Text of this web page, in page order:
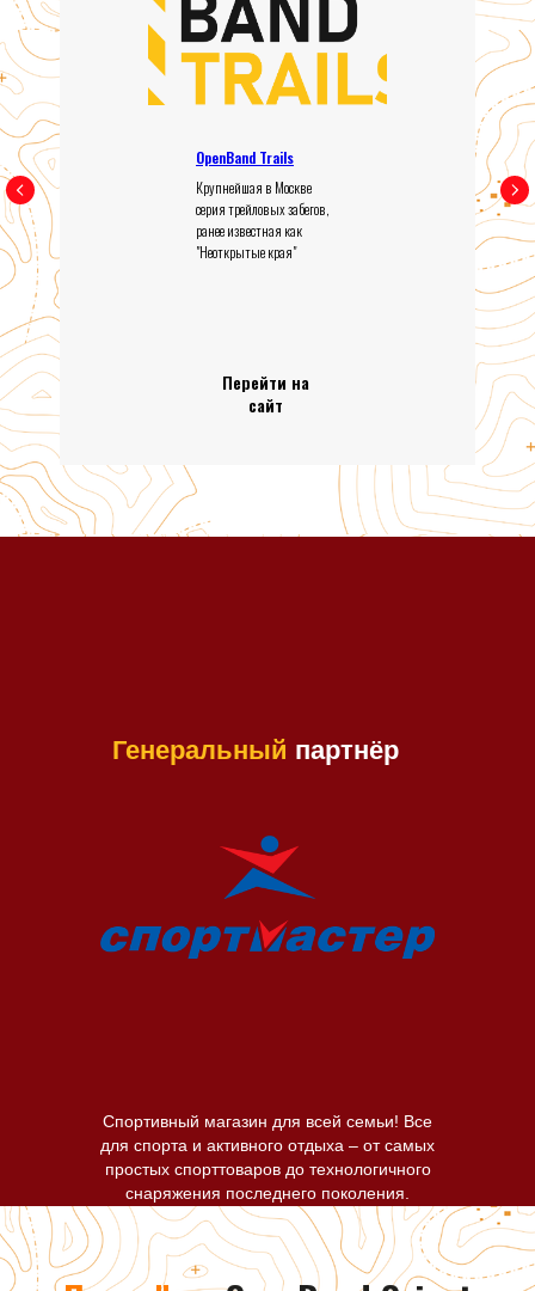
OpenBand Trails
Крупнейшая в Москве
серия трейловых забегов,
ранее известная как
"Неоткрытые края"
Перейти на
сайт
Генеральный партнёр
Спортивный магазин для всей семьи! Все
для спорта и активного отдыха – от самых
простых спорттоваров до технологичного
снаряжения последнего поколения.